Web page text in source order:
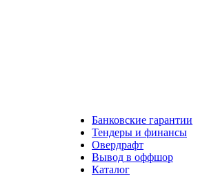
Банковские гарантии
Тендеры и финансы
Овердрафт
Вывод в оффшор
Каталог